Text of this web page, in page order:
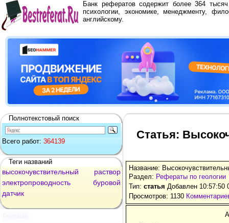
Банк рефератов содержит более 364
психологии, экономике, менеджменту,
английскому.
Полнотекстовый поиск
Всего работ: 364139
Теги названий
высокочувствительный
раствор
электропроводность
буровой
датчик
Статья:
Название:
Раздел: Рефераты по геологии
Тип: статья Добавлен 10:57:50
Просмотров: 1130